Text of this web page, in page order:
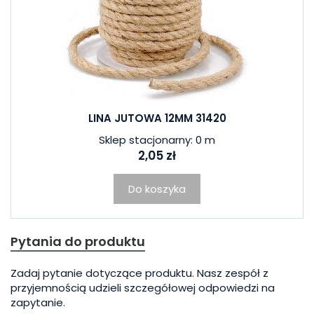
LINA JUTOWA 12MM 31420
Sklep stacjonarny: 0 m
2,05 zł
Do koszyka
Pytania do produktu
Zadaj pytanie dotyczące produktu. Nasz zespół z
przyjemnością udzieli szczegółowej odpowiedzi na
zapytanie.